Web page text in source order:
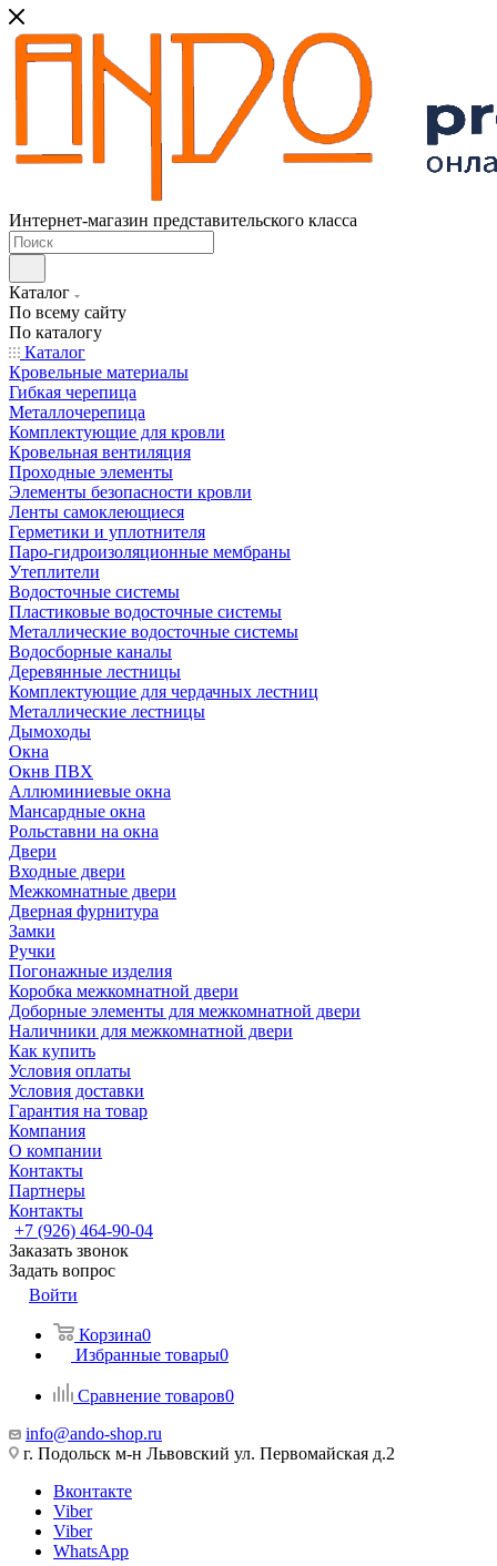
Интернет-магазин представительского класса
Каталог
По всему сайту
По каталогу
Каталог
Кровельные материалы
Гибкая черепица
Металлочерепица
Комплектующие для кровли
Кровельная вентиляция
Проходные элементы
Элементы безопасности кровли
Ленты самоклеющиеся
Герметики и уплотнителя
Паро-гидроизоляционные мембраны
Утеплители
Водосточные системы
Пластиковые водосточные системы
Металлические водосточные системы
Водосборные каналы
Деревянные лестницы
Комплектующие для чердачных лестниц
Металлические лестницы
Дымоходы
Окна
Окнв ПВХ
Аллюминиевые окна
Мансардные окна
Рольставни на окна
Двери
Входные двери
Межкомнатные двери
Дверная фурнитура
Замки
Ручки
Погонажные изделия
Коробка межкомнатной двери
Доборные элементы для межкомнатной двери
Наличники для межкомнатной двери
Как купить
Условия оплаты
Условия доставки
Гарантия на товар
Компания
О компании
Контакты
Партнеры
Контакты
+7 (926) 464-90-04
Заказать звонок
Задать вопрос
Войти
Корзина0
Избранные товары0
Сравнение товаров0
info@ando-shop.ru
г. Подольск м-н Львовский ул. Первомайская д.2
Вконтакте
Viber
Viber
WhatsApp